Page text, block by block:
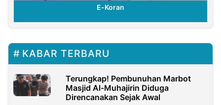
E-Koran
KABAR TERBARU
Terungkap! Pembunuhan Marbot
Masjid Al-Muhajirin Diduga
Direncanakan Sejak Awal